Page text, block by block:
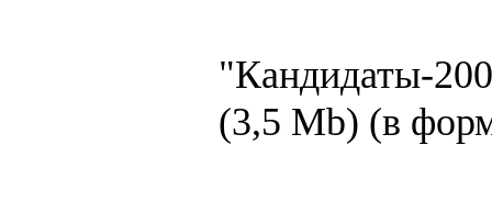
"Кандидаты-
(3,5 Mb) (в